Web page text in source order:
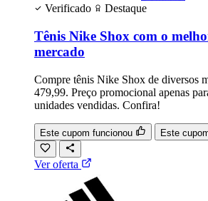
Verificado
Destaque
Tênis Nike Shox com o
mercado
Compre tênis Nike Shox de diversos
479,99. Preço promocional apenas
unidades vendidas. Confira!
Este cupom funcionou Este
Ver oferta